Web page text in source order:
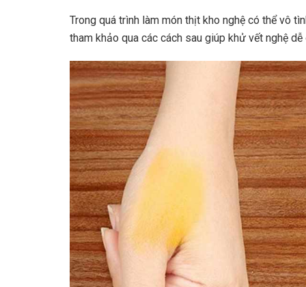
Trong quá trình làm món thịt kho nghệ có thể vô
tham khảo qua các cách sau giúp khử vết nghệ dễ